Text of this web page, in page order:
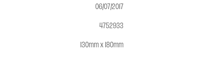
06/07/2017
4752933
130mm x 180mm